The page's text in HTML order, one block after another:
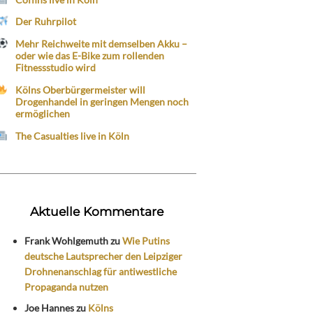
Der Ruhrpilot
Mehr Reichweite mit demselben Akku –
oder wie das E-Bike zum rollenden
Fitnessstudio wird
Kölns Oberbürgermeister will
Drogenhandel in geringen Mengen noch
ermöglichen
The Casualties live in Köln
Aktuelle Kommentare
Frank WohlgemuthzuWie Putins
deutsche Lautsprecher den Leipziger
Drohnenanschlag für antiwestliche
Propaganda nutzen
Joe Hanneszu Kölns